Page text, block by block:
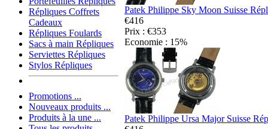
Répliques Coffrets
Cadeaux
Répliques Foulards
Sacs à main Répliques
Serviettes Répliques
Stylos Répliques
Promotions ...
Nouveaux produits ...
Produits à la une ...
Patek Philippe Sky Moon Suisse
€416
Prix : €353
Economie : 15%
Patek Philippe Ursa Major Suisse